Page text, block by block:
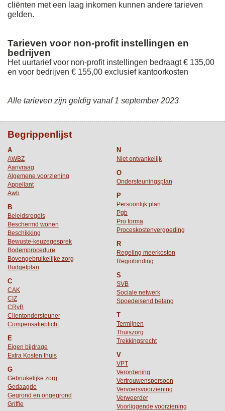
cliënten met een laag inkomen kunnen andere tarieven
gelden.
Tarieven voor non-profit instellingen en
bedrijven
Het uurtarief voor non-profit instellingen bedraagt € 135,00
en voor bedrijven € 155,00 exclusief kantoorkosten
Alle tarieven zijn geldig vanaf 1 september 2023
Begrippenlijst
A
AWBZ
Aanvraag
Algemene voorziening
Appellant
Awb
B
Beleidsregels
Beschermd wonen
Beschikking
Bewuste-keuzegesprek
Bodemprocedure
Bovengebruikelijke zorg
Budgetplan
C
CAK
CIZ
CRvB
Clientondersteuner
Compensatieplicht
E
Eigen bijdrage
Extra Kosten thuis
G
Gebruikelijke zorg
Gedaagde
Gegrond en ongegrond
Griffie
N
Niet ontvankelijk
O
Ondersteuningsplan
P
Persoonlijk plan
Pgb
Pro forma
Proceskostenvergoeding
R
Regeling meerkosten
Regiobinding
S
SVB
Sociale netwerk
Spoedeisend belang
T
Termijnen
Thuiszorg
Trekkingsrecht
V
VPT
Verordening
Vertrouwenspersoon
Vervoersvoorziening
Verweerder
Voorliggende voorziening